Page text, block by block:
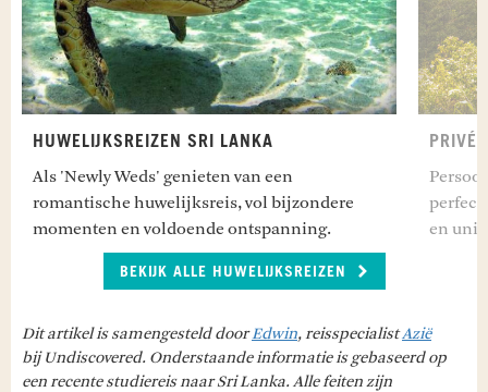
HUWELIJKSREIZEN SRI LANKA
Als 'Newly Weds' genieten van een
romantische huwelijksreis, vol bijzondere
momenten en voldoende ontspanning.
BEKIJK ALLE HUWELIJKSREIZEN
PRIVÉ
en
Dit artikel is samengesteld doorEdwin, reisspecialistAzië
bij Undiscovered. Onderstaande informatie is gebaseerd op
een recente studiereis naar Sri Lanka. Alle feiten zijn